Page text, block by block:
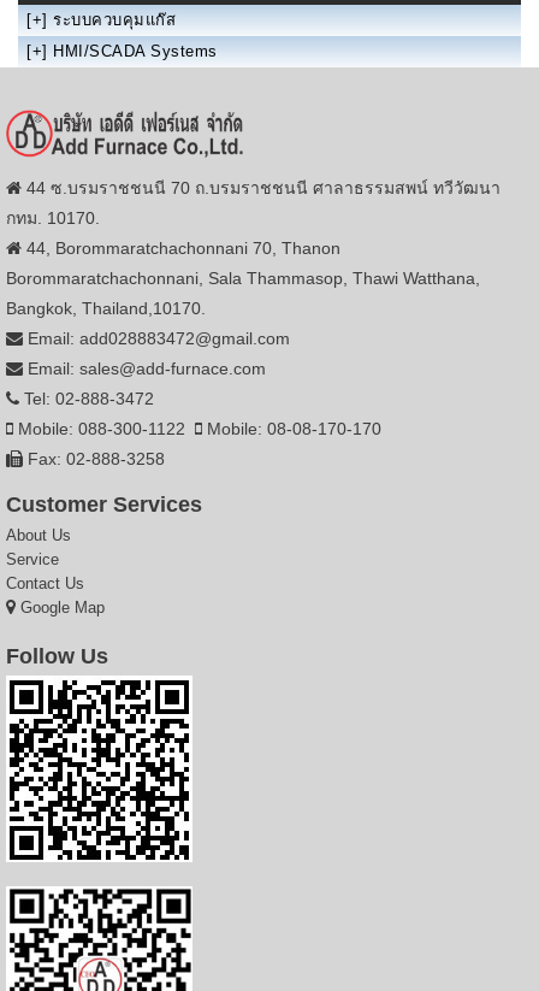
[+] ระบบควบคุมแก๊ส
[+] HMI/SCADA Systems
44 ซ.บรมราชชนนี 70 ถ.บรมราชชนนี ศาลาธรรมสพน์ ทวีวัฒนา
กทม. 10170.
44, Borommaratchachonnani 70, Thanon
Borommaratchachonnani, Sala Thammasop, Thawi Watthana,
Bangkok, Thailand,10170.
Email: add028883472@gmail.com
Email: sales@add-furnace.com
Tel: 02-888-3472
Mobile: 088-300-1122
Mobile: 08-08-170-170
Fax: 02-888-3258
Customer Services
About Us
Service
Contact Us
Google Map
Follow Us